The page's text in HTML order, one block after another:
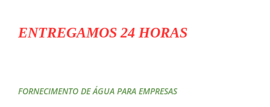
ENTREGAMOS 24 HORAS
FORNECIMENTO DE ÁGUA PARA EMPRESAS